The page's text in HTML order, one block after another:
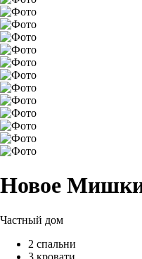
Новое
Частный дом
2 спальни
3 кровати